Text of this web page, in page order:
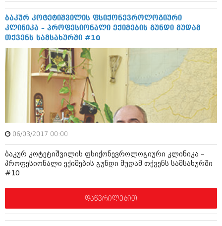
მოდი, ვილაპარაკოთ
მოდა + დიზაინი
რელიგია
მედიცინა
კადრს მიღმა
ავტორჩევები
ბელადები
თემიდას სასწორი
მედიცინა
სპორტი
კადრს მიღმა
კულინარია
ავტორჩევები
ბელადები
ბიზნესსიახლეები
გვარები
თემიდას სასწორი
ჰოროსკოპი და შეუცნობელი
ბაკურ კოტეტიშვილის ფსიქონევროლოგიური
კლინიკა – პროფესიონალი ექიმების გუნდი მუდამ
თქვენს სამსახურში #10
06/03/2017 00:00
ბაკურ კოტეტიშვილის ფსიქონევროლოგიური კლინიკა –
პროფესიონალი ექიმების გუნდი მუდამ თქვენს სამსახურში
#10
დაწვრილებით